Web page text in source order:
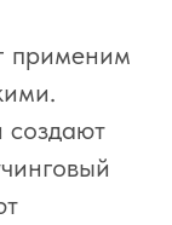
применим